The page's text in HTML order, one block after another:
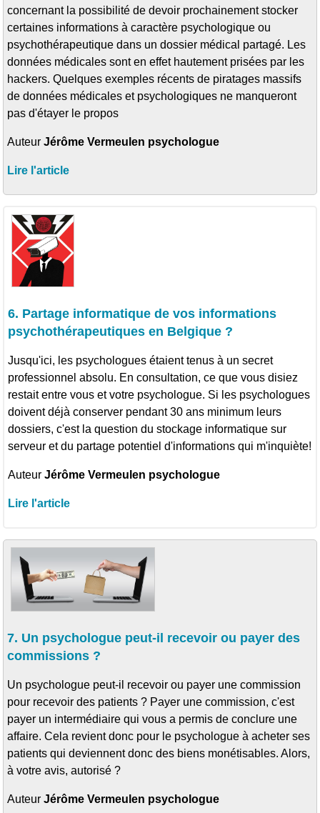
concernant la possibilité de devoir prochainement stocker
certaines informations à caractère psychologique ou
psychothérapeutique dans un dossier médical partagé. Les
données médicales sont en effet hautement prisées par les
hackers. Quelques exemples récents de piratages massifs
de données médicales et psychologiques ne manqueront
pas d'étayer le propos
AuteurJérôme Vermeulen psychologue
Lire l'article
6. Partage informatique de vos informations
psychothérapeutiques en Belgique ?
Jusqu'ici, les psychologues étaient tenus à un secret
professionnel absolu. En consultation, ce que vous disiez
restait entre vous et votre psychologue. Si les psychologues
doivent déjà conserver pendant 30 ans minimum leurs
dossiers, c'est la question du stockage informatique sur
serveur et du partage potentiel d'informations qui m'inquiète!
AuteurJérôme Vermeulen psychologue
Lire l'article
7. Un psychologue peut-il recevoir ou payer des
commissions ?
Un psychologue peut-il recevoir ou payer une commission
pour recevoir des patients ? Payer une commission, c'est
payer un intermédiaire qui vous a permis de conclure une
affaire. Cela revient donc pour le psychologue à acheter ses
patients qui deviennent donc des biens monétisables. Alors,
à votre avis, autorisé ?
AuteurJérôme Vermeulen psychologue